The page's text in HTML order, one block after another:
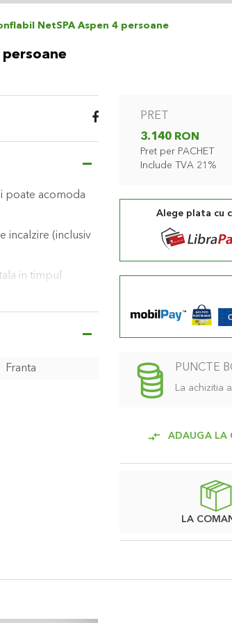
NetSPA Aspen 4 persoane
PRET
3.140 RON
Pret per PACHET
Include TVA 21%
Alege plata cu
PUNCTE
La achizitia
ADAUGA LA
LA
poate acomoda
incalzire (inclusiv
in timpul
aluminiu pentru
sigura atunci
permte spa-ului
distanta
Franta